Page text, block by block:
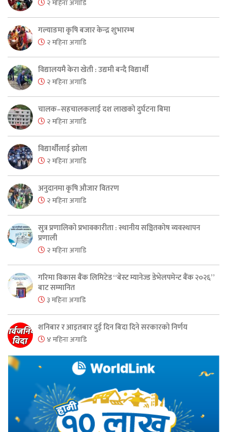
२ महिना अगाडि
गल्याङमा कृषि बजार केन्द्र शुभारम्भ
२ महिना अगाडि
विद्यालयमै केरा खेती : उद्यमी बन्दै विद्यार्थी
२ महिना अगाडि
चालक–सहचालकलाई दश लाखको दुर्घटना बिमा
२ महिना अगाडि
विद्यार्थीलाई झोला
२ महिना अगाडि
अनुदानमा कृषि औजार वितरण
२ महिना अगाडि
सुत्र प्रणालिको प्रभावकारीता : स्थानीय सञ्चितकोष व्यवस्थापन
प्रणाली
२ महिना अगाडि
गरिमा विकास बैंक लिमिटेड “बेस्ट म्यानेज्ड डेभेलपमेन्ट बैंक २०२६”
बाट सम्मानित
३ महिना अगाडि
शनिबार र आइतबार दुई दिन बिदा दिने सरकारको निर्णय
४ महिना अगाडि